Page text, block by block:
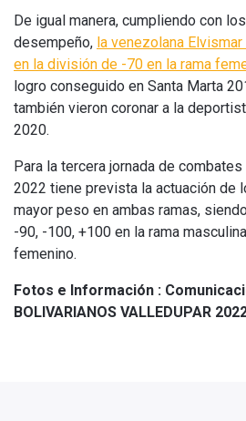
De igual manera, cumpliendo con
desempeño, la venezolana
en la división de -70 en la rama
logro conseguido en Santa Marta
también vieron coronar a la
2020.
Para la tercera jornada de
2022 tiene prevista la actuación de
mayor peso en ambas ramas,
-90, -100, +100 en la rama
femenino.
Fotos e Información :
BOLIVARIANOS VALLEDUPAR